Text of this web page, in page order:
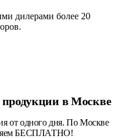
дилерами более 20
в Москве
от одного дня. По Москве
БЕСПЛАТНО!